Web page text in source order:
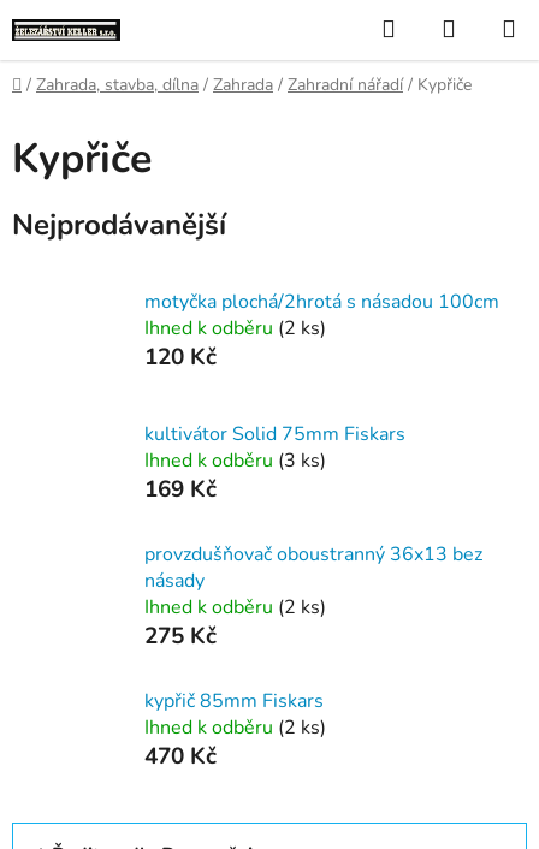
na
obsah
Hledat
KOŠÍK
Domů
/ Zahrada, stavba, dílna / Zahrada / Zahradní nářadí / Kypřiče
Kypřiče
Nejprodávanější
motyčka plochá/2hrotá s násadou 100cm
Ihned k odběru (2 ks)
120 Kč
kultivátor Solid 75mm Fiskars
Ihned k odběru (3 ks)
169 Kč
provzdušňovač oboustranný 36x13 bez
násady
Ihned k odběru (2 ks)
275 Kč
kypřič 85mm Fiskars
Ihned k odběru (2 ks)
470 Kč
Ř